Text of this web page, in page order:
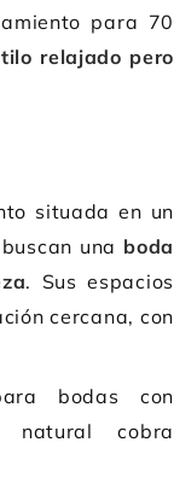
para 70
relajado pero
situada en un
una boda
. Sus espacios
cercana, con
bodas con
natural cobra